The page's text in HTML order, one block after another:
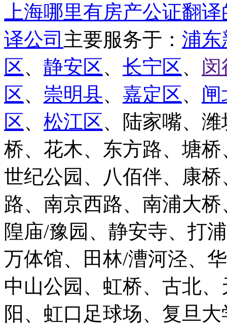
上海哪里有房产公证翻
译公司 主要服务于： 浦东
区、 静安区、 长宁区、 闵
区、 崇明县、 嘉定区、 闸
区、 松江区、陆家嘴、
桥、花木、东方路、塘
世纪公园、八佰伴、康
路、南京西路、南浦大
隍庙/豫园、静安寺、打
万体馆、田林/漕河泾、
中山公园、虹桥、古北
阳、虹口足球场、复旦